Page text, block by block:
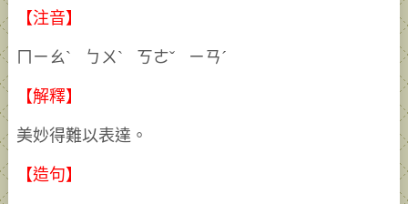
【注音】
ㄇㄧㄠˋ ㄅㄨˋ ㄎㄜˇ ㄧㄢˊ
【解釋】
美妙得難以表達。
【造句】